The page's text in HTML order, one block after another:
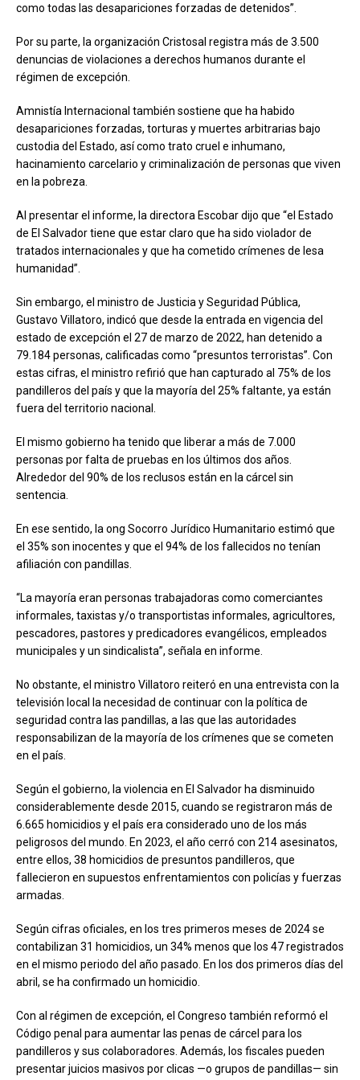
como todas las desapariciones forzadas de detenidos”.
Por su parte, la organización Cristosal registra más de 3.500
denuncias de violaciones a derechos humanos durante el
régimen de excepción.
Amnistía Internacional también sostiene que ha habido
desapariciones forzadas, torturas y muertes arbitrarias bajo
custodia del Estado, así como trato cruel e inhumano,
hacinamiento carcelario y criminalización de personas que viven
en la pobreza.
Al presentar el informe, la directora Escobar dijo que “el Estado
de El Salvador tiene que estar claro que ha sido violador de
tratados internacionales y que ha cometido crímenes de lesa
humanidad”.
Sin embargo, el ministro de Justicia y Seguridad Pública,
Gustavo Villatoro, indicó que desde la entrada en vigencia del
estado de excepción el 27 de marzo de 2022, han detenido a
79.184 personas, calificadas como “presuntos terroristas”. Con
estas cifras, el ministro refirió que han capturado al 75% de los
pandilleros del país y que la mayoría del 25% faltante, ya están
fuera del territorio nacional.
El mismo gobierno ha tenido que liberar a más de 7.000
personas por falta de pruebas en los últimos dos años.
Alrededor del 90% de los reclusos están en la cárcel sin
sentencia.
En ese sentido, la ong Socorro Jurídico Humanitario estimó que
el 35% son inocentes y que el 94% de los fallecidos no tenían
afiliación con pandillas.
“La mayoría eran personas trabajadoras como comerciantes
informales, taxistas y/o transportistas informales, agricultores,
pescadores, pastores y predicadores evangélicos, empleados
municipales y un sindicalista”, señala en informe.
No obstante, el ministro Villatoro reiteró en una entrevista con la
televisión local la necesidad de continuar con la política de
seguridad contra las pandillas, a las que las autoridades
responsabilizan de la mayoría de los crímenes que se cometen
en el país.
Según el gobierno, la violencia en El Salvador ha disminuido
considerablemente desde 2015, cuando se registraron más de
6.665 homicidios y el país era considerado uno de los más
peligrosos del mundo. En 2023, el año cerró con 214 asesinatos,
entre ellos, 38 homicidios de presuntos pandilleros, que
fallecieron en supuestos enfrentamientos con policías y fuerzas
armadas.
Según cifras oficiales, en los tres primeros meses de 2024 se
contabilizan 31 homicidios, un 34% menos que los 47 registrados
en el mismo periodo del año pasado. En los dos primeros días del
abril, se ha confirmado un homicidio.
Con al régimen de excepción, el Congreso también reformó el
Código penal para aumentar las penas de cárcel para los
pandilleros y sus colaboradores. Además, los fiscales pueden
presentar juicios masivos por clicas —o grupos de pandillas— sin